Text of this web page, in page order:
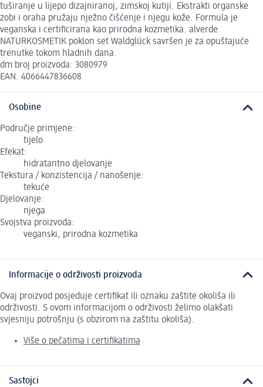
tuširanje u lijepo dizajniranoj, zimskoj kutiji. Ekstrakti organske
zobi i oraha pružaju nježno čišćenje i njegu kože. Formula je
veganska i certificirana kao prirodna kozmetika. alverde
NATURKOSMETIK poklon set Waldglück savršen je za opuštajuće
trenutke tokom hladnih dana.
dm broj proizvoda: 3080979
EAN: 4066447836608
Osobine
Područje primjene:
tijelo
Efekat:
hidratantno djelovanje
Tekstura / konzistencija / nanošenje:
tekuće
Djelovanje:
njega
Svojstva proizvoda:
veganski, prirodna kozmetika
Informacije o održivosti proizvoda
Ovaj proizvod posjeduje certifikat ili oznaku zaštite okoliša ili
održivosti. S ovom informacijom o održivosti želimo olakšati
svjesniju potrošnju (s obzirom na zaštitu okoliša).
Više o pečatima i certifikatima
Sastojci